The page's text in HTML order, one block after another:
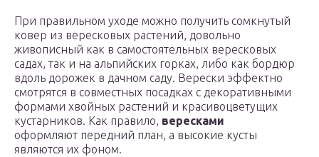
При правильном уходе можно получить сомкнутый
ковер из вересковых растений, довольно
живописный как в самостоятельных вересковых
садах, так и на альпийских горках, либо как бордюр
вдоль дорожек в дачном саду. Верески эффектно
смотрятся в совместных посадках с декоративными
формами хвойных растений и красивоцветущих
кустарников. Как правило, вересками
оформляют передний план, а высокие кусты
являются их фоном.